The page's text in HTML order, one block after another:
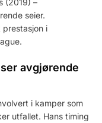
seier.
prestasjon i
avgjørende
i kamper som
utfallet. Hans timing